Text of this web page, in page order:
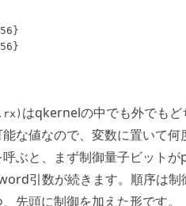
はqkernelの中でも外でもど
な値なので、変数に置いて何
呼ぶと、まず制御量子ビット
引数が続きます。順序は制
先頭に制御を加えた形です。